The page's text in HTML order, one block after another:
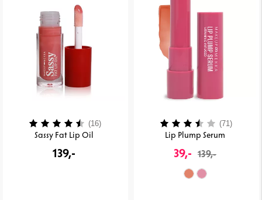
Sassy Fat Lip Oil
139,-
Vurdering: (16)4.3 ud af 5 stjerner
Lip Plump Serum
39,- 139,-
Vurdering: (71)3.5 ud